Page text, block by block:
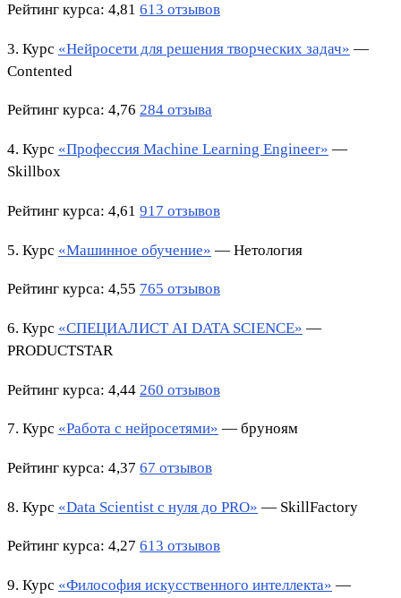
Рейтинг курса: 4,81 613 отзывов
3. Курс «Нейросети для решения творческих задач» —
Contented
Рейтинг курса: 4,76 284 отзыва
4. Курс «Профессия Machine Learning Engineer» —
Skillbox
Рейтинг курса: 4,61 917 отзывов
5. Курс «Машинное обучение» — Нетология
Рейтинг курса: 4,55 765 отзывов
6. Курс «СПЕЦИАЛИСТ AI DATA SCIENCE» —
PRODUCTSTAR
Рейтинг курса: 4,44 260 отзывов
7. Курс «Работа с нейросетями» — бруноям
Рейтинг курса: 4,37 67 отзывов
8. Курс «Data Scientist с нуля до PRO» — SkillFactory
Рейтинг курса: 4,27 613 отзывов
9. Курс «Философия искусственного интеллекта» —